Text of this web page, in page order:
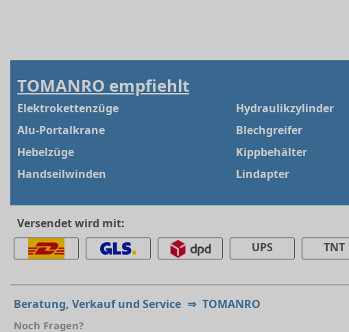
TOMANRO empfiehlt
Elektrokettenzüge
Alu-Portalkrane
Hebelzüge
Handseilwinden
Hydraulikzylinder
Blechgreifer
Kippbehälter
Lindapter
Versendet wird mit:
UPS
TNT
Beratung, Verkauf und Service ⇒ TOMANRO
Noch Fragen?